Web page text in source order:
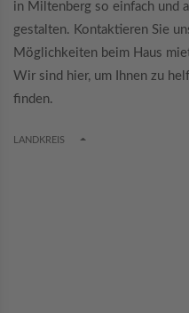
in Miltenberg so einfach und
gestalten. Kontaktieren Sie
Möglichkeiten beim Haus
Wir sind hier, um Ihnen zu
finden.
LANDKREIS TOGGLE DROPDOWN